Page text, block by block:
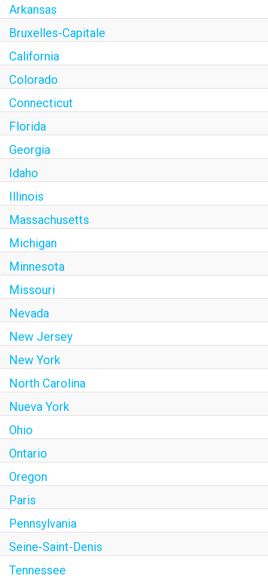
Arkansas
Bruxelles-Capitale
California
Colorado
Connecticut
Florida
Georgia
Idaho
Illinois
Massachusetts
Michigan
Minnesota
Missouri
Nevada
New Jersey
New York
North Carolina
Nueva York
Ohio
Ontario
Oregon
Paris
Pennsylvania
Seine-Saint-Denis
Tennessee